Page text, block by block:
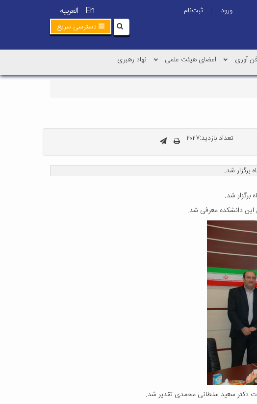
En العربیه ورود |
ثبت‌نام
دسترسی سریع
آوری اعضای هیئت علمی نهاد رهبری
تعداد بازدید:۲۰۲۷
برگزار شد.
برگزار شد.
این دانشکده معرفی شد.
دکتر سعید سلطانی محمدی تقدیر شد.